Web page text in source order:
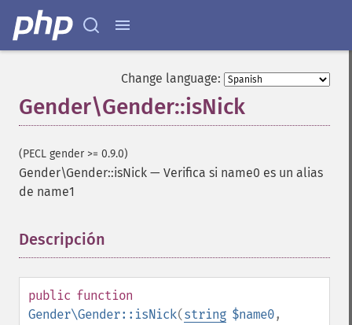
Change language:
Gender\Gender::isNick
(PECL gender >= 0.9.0)
Gender\Gender::isNick — Verifica si name0 es un alias
de name1
Descripción
public function
Gender\Gender::isNick(string $name0,